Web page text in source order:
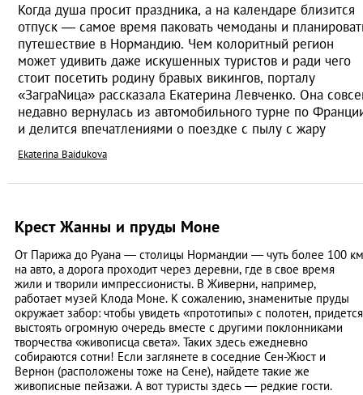
Когда душа просит праздника, а на календаре близится
отпуск ― самое время паковать чемоданы и
путешествие в Нормандию. Чем колоритный регион
может удивить даже искушенных туристов и ради чего
стоит посетить родину бравых викингов, порталу
«ЗаграNица» рассказала Екатерина Левченко. Она
недавно вернулась из автомобильного турне по
и делится впечатлениями о поездке с пылу с жару
Ekaterina Baidukova
Крест Жанны и пруды Моне
От Парижа до Руана ― столицы Нормандии ― чуть более 100 км
на авто, а дорога проходит через деревни, где в свое время
жили и творили импрессионисты. В Живерни, например,
работает музей Клода Моне. К сожалению, знаменитые пруды
окружает забор: чтобы увидеть «прототипы» с полотен, придется
выстоять огромную очередь вместе с другими поклонниками
творчества «живописца света». Таких здесь ежедневно
собираются сотни! Если заглянете в соседние Сен-Жюст и
Вернон (расположены тоже на Сене), найдете такие же
живописные пейзажи. А вот туристы здесь ― редкие гости.